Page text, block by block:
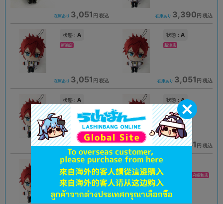
在庫あり 3,051 円 税込 在庫あり 3,390 円 税込
状態 : A
新潟店
在庫あり 3,051 円 税込
状態 : A
新潟店
在庫あり 3,051 円 税込
状態 : A
水戸店
在庫あり 2,961円 税込
状態 : A
仙台店
在庫あり 3,051 円 税込
A
イオンモール新利府店 イオンモール甲府昭和店